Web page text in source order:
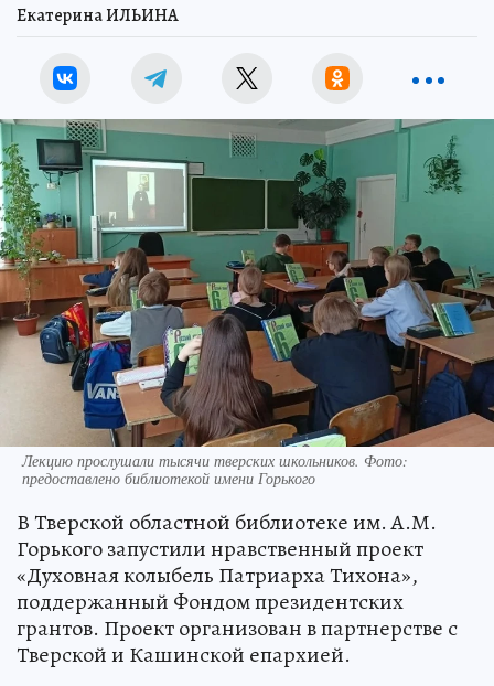
Екатерина ИЛЬИНА
Лекцию прослушали тысячи тверских школьников. Фото:
предоставлено библиотекой имени Горького
В Тверской областной библиотеке им. А.М.
Горького запустили нравственный проект
«Духовная колыбель Патриарха Тихона»,
поддержанный Фондом президентских
грантов. Проект организован в партнерстве с
Тверской и Кашинской епархией.